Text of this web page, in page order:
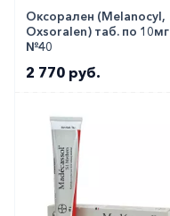
Оксорален (Melanocyl,
Oxsoralen) таб. по 10мг
№40
2 770 руб.